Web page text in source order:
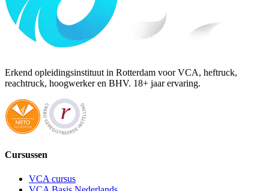
Erkend opleidingsinstituut in Rotterdam voor VCA, heftruck,
reachtruck, hoogwerker en BHV. 18+ jaar ervaring.
Cursussen
VCA cursus